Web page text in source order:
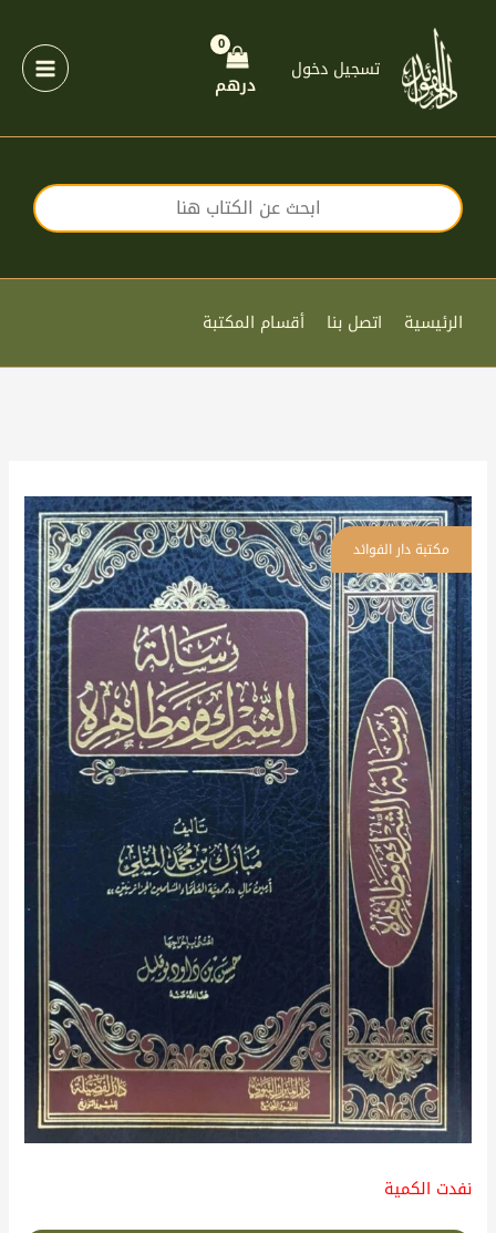
المحتوى
تسجيل دخول
درهم
الرئيسية اتصل بنا أقسام المكتبة
نفدت الكمية